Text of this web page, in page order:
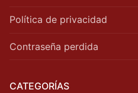
Política de privacidad
Contraseña perdida
CATEGORÍAS